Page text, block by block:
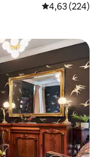
5 üzerinden
4,63 (224)